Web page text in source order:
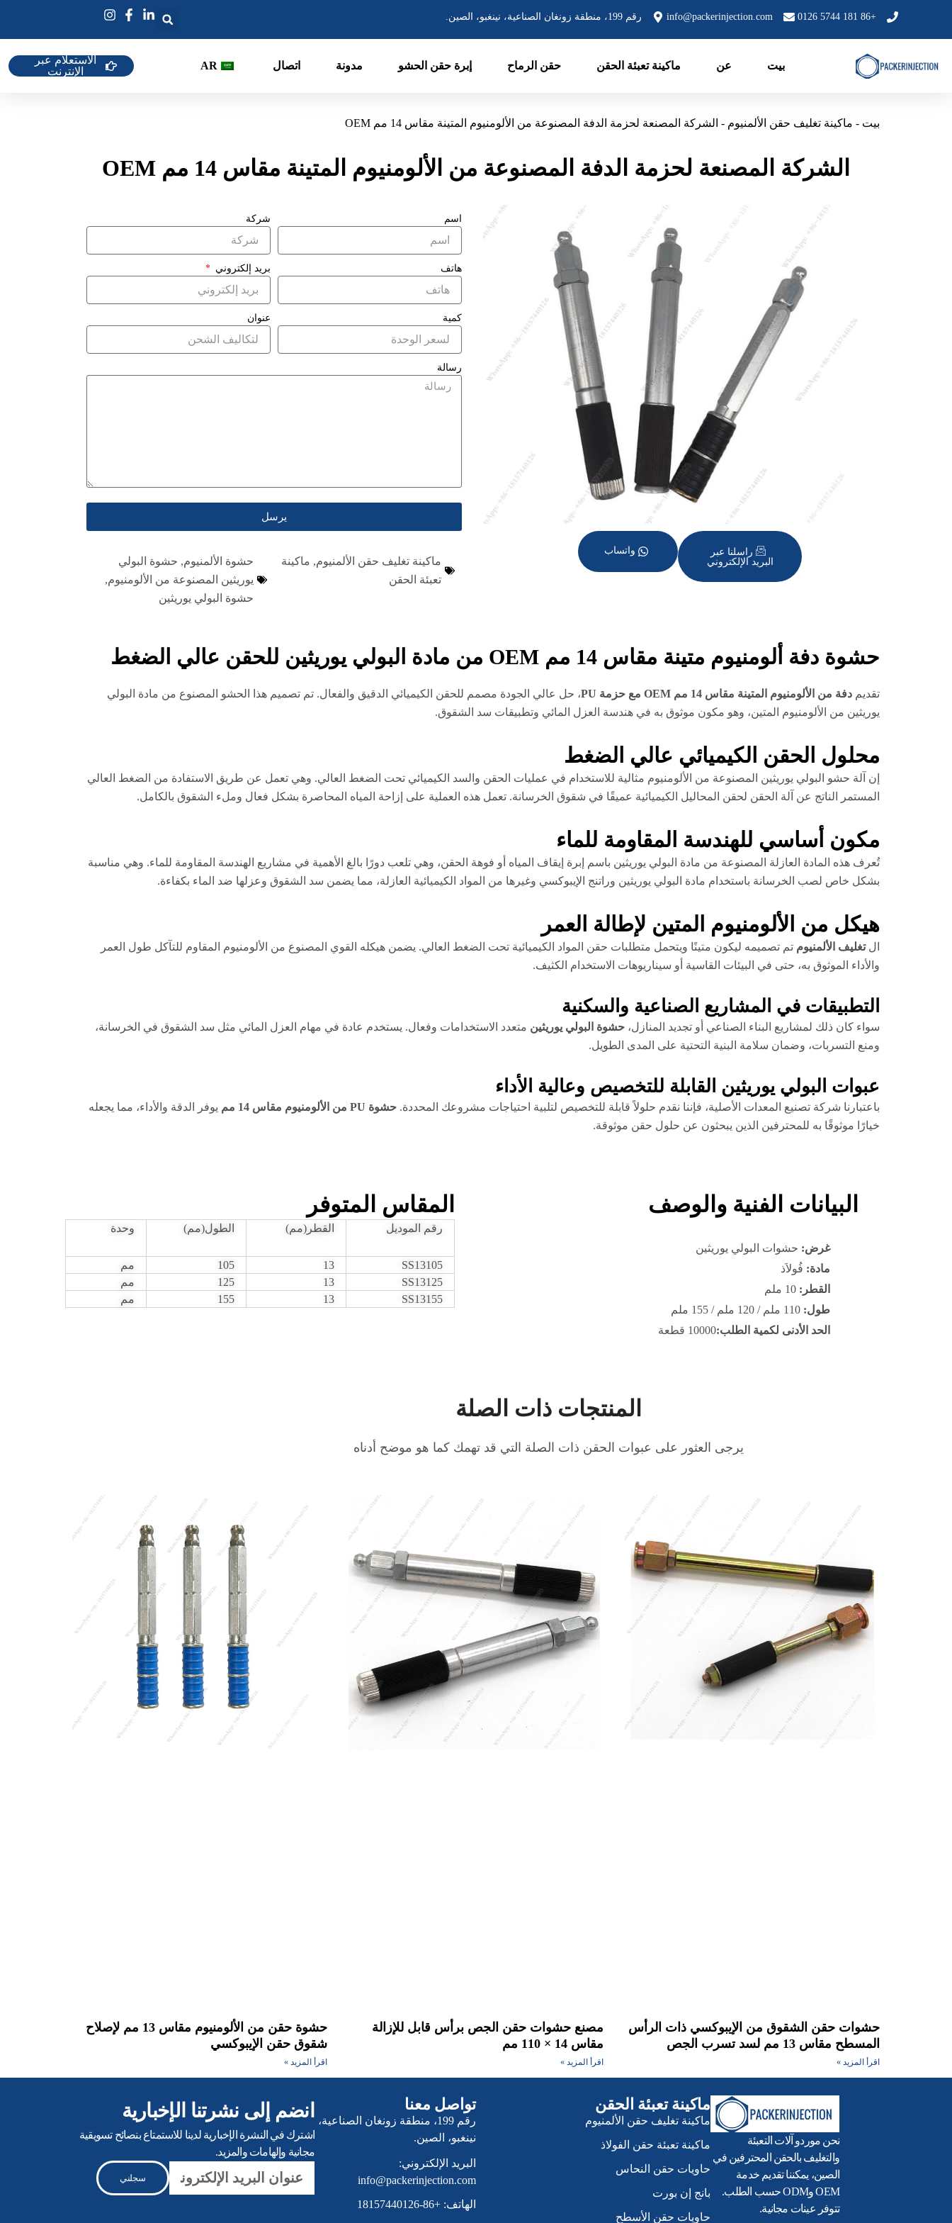
+86 181 5744 0126
info@packerinjection.com رقم 199، منطقة زونغان الصناعية، نينغبو، الصين.
بيت عن ماكينة تعبئة الحقن حقن الرماح إبرة حقن الحشو مدونة اتصال AR
الاستعلام عبر
الإنترنت
بيت - ماكينة تغليف حقن الألمنيوم - الشركة المصنعة لحزمة الدفة المصنوعة من الألومنيوم المتينة مقاس 14 مم OEM
الشركة المصنعة لحزمة الدفة المصنوعة من الألومنيوم المتينة مقاس 14 مم OEM
راسلنا عبر
البريد الإلكتروني
واتساب
اسم شركة
هاتف بريد إلكتروني
كمية عنوان
رسالة
يرسل
ماكينة تغليف حقن الألمنيوم, ماكينة
تعبئة الحقن
حشوة الألمنيوم, حشوة البولي
يوريثين المصنوعة من الألومنيوم,
حشوة البولي يوريثين
حشوة دفة ألومنيوم متينة مقاس 14 مم OEM من مادة البولي يوريثين للحقن عالي الضغط
تقديم دفة من الألومنيوم المتينة مقاس 14 مم OEM مع حزمة PU
، حل عالي الجودة مصمم للحقن الكيميائي الدقيق والفعال. تم تصميم هذا الحشو المصنوع من مادة البولي
يوريثين من الألومنيوم المتين، وهو مكون موثوق به في هندسة العزل المائي وتطبيقات سد الشقوق.
محلول الحقن الكيميائي عالي الضغط
إن آلة حشو البولي يوريثين المصنوعة من الألومنيوم مثالية للاستخدام في عمليات الحقن والسد الكيميائي تحت الضغط العالي. وهي تعمل عن طريق الاستفادة من الضغط العالي
المستمر الناتج عن آلة الحقن لحقن المحاليل الكيميائية عميقًا في شقوق الخرسانة. تعمل هذه العملية على إزاحة المياه المحاصرة بشكل فعال وملء الشقوق بالكامل.
مكون أساسي للهندسة المقاومة للماء
تُعرف هذه المادة العازلة المصنوعة من مادة البولي يوريثين باسم إبرة إيقاف المياه أو فوهة الحقن، وهي تلعب دورًا بالغ الأهمية في مشاريع الهندسة المقاومة للماء. وهي مناسبة
بشكل خاص لصب الخرسانة باستخدام مادة البولي يوريثين وراتنج الإيبوكسي وغيرها من المواد الكيميائية العازلة، مما يضمن سد الشقوق وعزلها ضد الماء بكفاءة.
هيكل من الألومنيوم المتين لإطالة العمر
التغليف الألمنيوم تم تصميمه ليكون متينًا ويتحمل متطلبات حقن المواد الكيميائية تحت الضغط العالي. يضمن هيكله القوي المصنوع من الألومنيوم المقاوم للتآكل طول العمر
والأداء الموثوق به، حتى في البيئات القاسية أو سيناريوهات الاستخدام الكثيف.
التطبيقات في المشاريع الصناعية والسكنية
سواء كان ذلك لمشاريع البناء الصناعي أو تجديد المنازل، حشوة البولي يوريثين متعدد الاستخدامات وفعال. يستخدم عادة في مهام العزل المائي مثل سد الشقوق في الخرسانة،
ومنع التسربات، وضمان سلامة البنية التحتية على المدى الطويل.
عبوات البولي يوريثين القابلة للتخصيص وعالية الأداء
باعتبارنا شركة تصنيع المعدات الأصلية، فإننا نقدم حلولاً قابلة للتخصيص لتلبية احتياجات مشروعك المحددة. حشوة PU من الألومنيوم مقاس 14 مم
يوفر الدقة والأداء، مما يجعله
خيارًا موثوقًا به للمحترفين الذين يبحثون عن حلول حقن موثوقة.
البيانات الفنية والوصف
غرض: حشوات البولي يوريثين
مادة: فُولاَذ
القطر:
طول:
الحد الأدنى لكمية الطلب:10000 قطعة
المقاس المتوفر
رقم الموديل القطر(مم) الطول(مم) وحدة
SS13105
13
105
مم
SS13125
13
125
مم
SS13155
13
155 مم
المنتجات ذات الصلة
يرجى العثور على عبوات الحقن ذات الصلة التي قد تهمك كما هو موضح أدناه
حشوات حقن الشقوق من الإيبوكسي ذات الرأس
المسطح مقاس 13 مم لسد تسرب الجص
اقرأ المزيد »
مصنع حشوات حقن الجص برأس قابل للإزالة
مقاس 14 × 110 مم
اقرأ المزيد »
حشوة حقن من الألومنيوم مقاس 13 مم لإصلاح
شقوق حقن الإيبوكسي
اقرأ المزيد »
نحن موردو آلات التعبئة
والتغليف بالحقن المحترفين في
الصين، يمكننا تقديم خدمة
OEM وODM حسب الطلب.
تتوفر عينات مجانية.
ماكينة تعبئة الحقن
ماكينة تغليف حقن الألمنيوم
ماكينة تعبئة حقن الفولاذ
حاويات حقن النحاس
بانج إن بورت
حاويات حقن الأسطح
تواصل معنا
رقم 199، منطقة زونغان الصناعية،
نينغبو، الصين.
البريد الإلكتروني:
info@packerinjection.com
الهاتف: +86-18157440126
انضم إلى نشرتنا الإخبارية
اشترك في النشرة الإخبارية لدينا للاستمتاع بنصائح تسويقية
مجانية وإلهامات والمزيد.
إلكتروني
سجلني